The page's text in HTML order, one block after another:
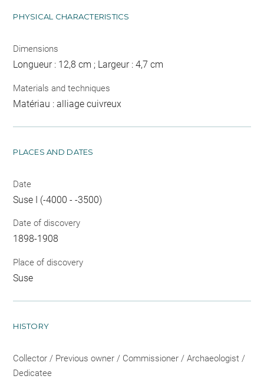
PHYSICAL CHARACTERISTICS
Dimensions
Longueur : 12,8 cm ; Largeur : 4,7 cm
Materials and techniques
Matériau : alliage cuivreux
PLACES AND DATES
Date
Suse I (-4000 - -3500)
Date of discovery
1898-1908
Place of discovery
Suse
HISTORY
Collector / Previous owner / Commissioner / Archaeologist /
Dedicatee